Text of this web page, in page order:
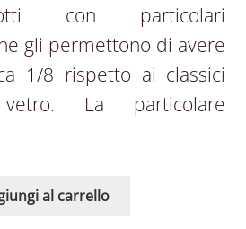
con particolari
gli permettono di avere
1/8 rispetto ai classici
La particolare
al carrello